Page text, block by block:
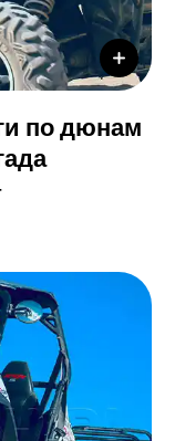
по дюнам